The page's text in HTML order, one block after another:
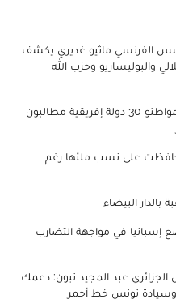
الفرنسي ماثيو غديري يكشف
والبوليساريو وحزب الله
تأشيرة الدخول للولايات المتحدة: مواطنو 30 دولة إفريقية مطالبون
على نسب ملئها رغم
البيضاء
إسبانيا في مواجهة التضارب
الجزائري عبد المجيد تبون: دعمك
تونس خط أحمر